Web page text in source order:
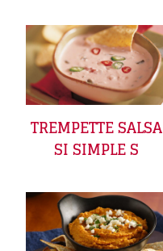
TREMPETTE SALSA
SI SIMPLE S